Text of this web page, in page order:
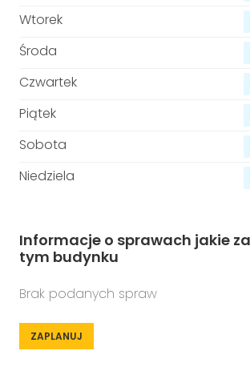
Wtorek
Środa
Czwartek
Piątek
Sobota
Niedziela
Informacje o sprawach jakie
tym budynku
Brak podanych spraw
ZAPLANUJ